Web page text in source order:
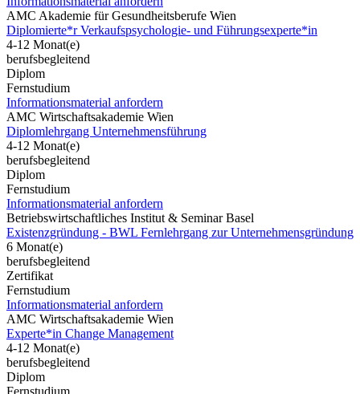
AMC Akademie für Gesundheitsberufe Wien
Diplomierte*r Verkaufspsychologie- und Führungsexperte*in
4-12 Monat(e)
berufsbegleitend
Diplom
Fernstudium
Informationsmaterial anfordern
AMC Wirtschaftsakademie Wien
Diplomlehrgang Unternehmensführung
4-12 Monat(e)
berufsbegleitend
Diplom
Fernstudium
Informationsmaterial anfordern
Betriebswirtschaftliches Institut & Seminar Basel
Existenzgründung - BWL Fernlehrgang zur Unternehmensgründung
6 Monat(e)
berufsbegleitend
Zertifikat
Fernstudium
Informationsmaterial anfordern
AMC Wirtschaftsakademie Wien
Experte*in Change Management
4-12 Monat(e)
berufsbegleitend
Diplom
Fernstudium